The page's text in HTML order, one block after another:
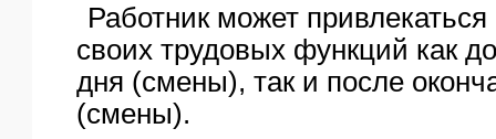
Работник может
своих трудовых функций как
дня (смены), так и после
(смены).